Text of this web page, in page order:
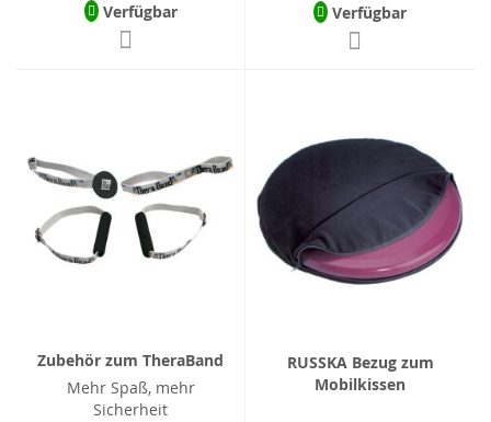
Verfügbar Verfügbar
Zubehör zum TheraBand
Mehr Spaß, mehr
Sicherheit
RUSSKA Bezug zum
Mobilkissen